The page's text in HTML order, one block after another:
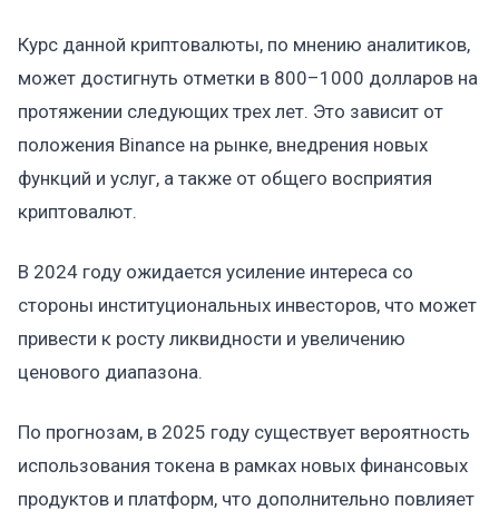
Курс данной криптовалюты, по мнению аналитиков,
может достигнуть отметки в 800–1000 долларов на
протяжении следующих трех лет. Это зависит от
положения Binance на рынке, внедрения новых
функций и услуг, а также от общего восприятия
криптовалют.
В 2024 году ожидается усиление интереса со
стороны институциональных инвесторов, что может
привести к росту ликвидности и увеличению
ценового диапазона.
По прогнозам, в 2025 году существует вероятность
использования токена в рамках новых финансовых
продуктов и платформ, что дополнительно повлияет